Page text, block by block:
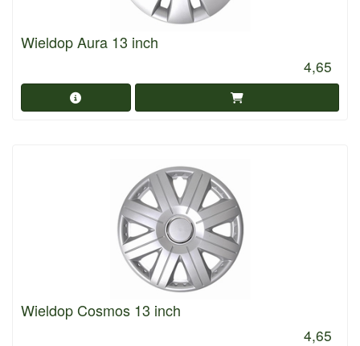
Wieldop Aura 13 inch
4,65
Wieldop Cosmos 13 inch
4,65